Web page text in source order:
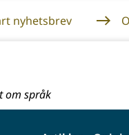
nyhetsbrev
om språk